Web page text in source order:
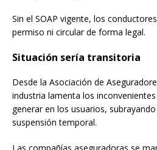
Sin el SOAP vigente, los
permiso ni circular de forma legal.
Situación sería transitoria
Desde la Asociación de
industria lamenta los
generar en los usuarios,
suspensión temporal.